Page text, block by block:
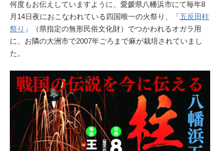
何度もお伝えしていますように、愛媛県八幡浜市にて毎年8
月14日夜におこなわれている四国唯一の火祭り、「五反田柱
祭り 」（県指定の無形民俗文化財）でつかわれるオガラ用
に、お隣の大洲市で2007年ごろまで麻が栽培されていまし
た。